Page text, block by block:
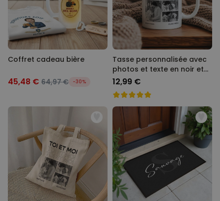
Coffret cadeau bière
45,48 € 64,97 € -30%
Tasse personnalisée avec
photos et texte en noir et
blanc
12,99 €